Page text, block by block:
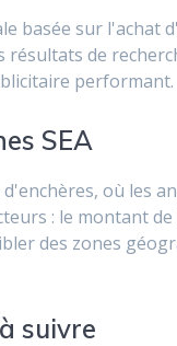
basée sur l'achat
de
performant.
SEA
où les
: le montant
des zones
suivre